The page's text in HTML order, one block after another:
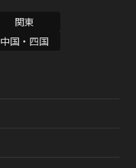
関東
中国・四国